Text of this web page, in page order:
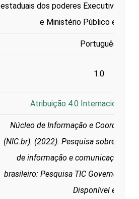
estaduais dos poderes Executivo,
e Ministério Público e
Português
1.0
Atribuição 4.0 Internacional
Núcleo de Informação e
(NIC.br). (2022). Pesquisa sobre o
de informação e comunicação no
brasileiro: Pesquisa TIC Governo
Disponível em: